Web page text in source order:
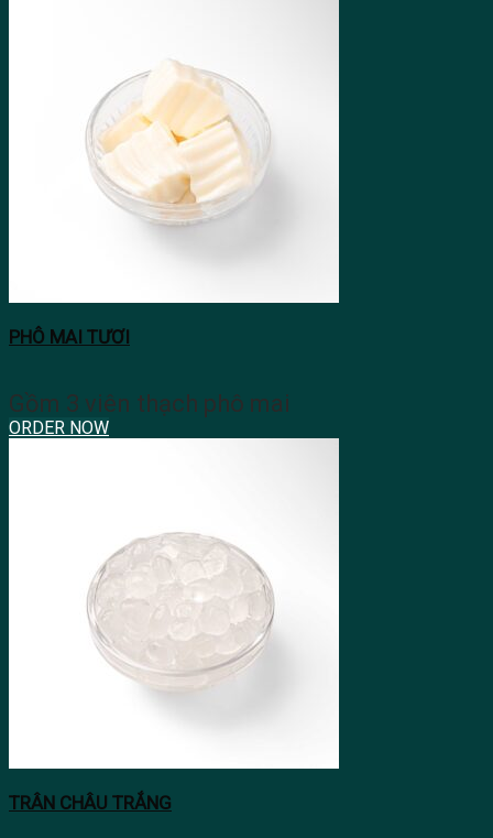
PHÔ MAI TƯƠI
Gồm 3 viên thạch phô mai
ORDER NOW
TRÂN CHÂU TRẮNG